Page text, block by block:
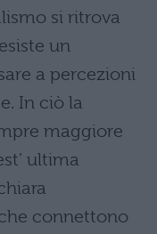
si ritrova
un
a percezioni
In ciò la
maggiore
ultima
connettono